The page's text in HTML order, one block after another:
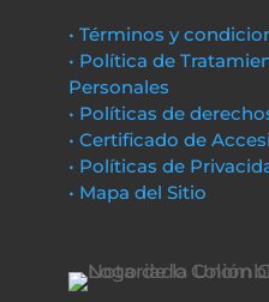
• Términos y
• Política de
Personales
• Políticas de
• Certificado de
• Políticas de
• Mapa del Sitio